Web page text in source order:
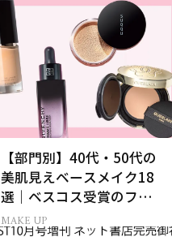
【部門別】40代・50代の
美肌見えベースメイク18
選｜ベスコス受賞のファ
ンデ・下地・パウダー
MAKE UP